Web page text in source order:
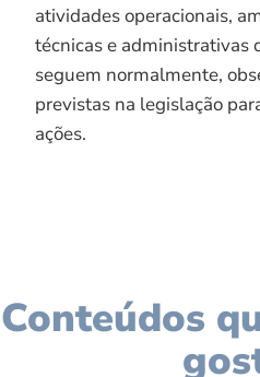
atividades operacionais,
técnicas e administrativas
seguem normalmente,
previstas na legislação
ações.
Conteúdos